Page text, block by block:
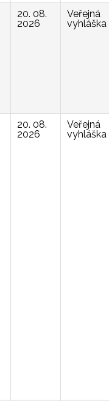
20. 08.
2026
Veřejná
vyhláška
20. 08.
2026
Veřejná
vyhláška